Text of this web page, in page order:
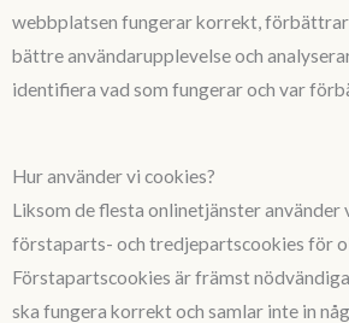
webbplatsen fungerar korrekt, förbättrar
bättre användarupplevelse och
identifiera vad som fungerar och var
Hur använder vi cookies?
Liksom de flesta onlinetjänster använder
förstaparts- och tredjepartscookies för
Förstapartscookies är främst
ska fungera korrekt och samlar inte in